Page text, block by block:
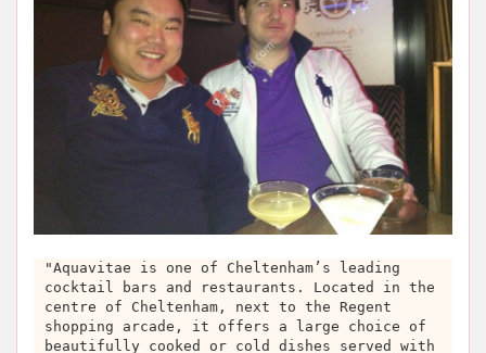
"Aquavitae is one of Cheltenham’s leading
cocktail bars and restaurants. Located in the
centre of Cheltenham, next to the Regent
shopping arcade, it offers a large choice of
beautifully cooked or cold dishes served with